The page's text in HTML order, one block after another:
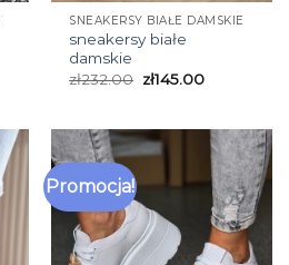
SNEAKERSY BIAŁE DAMSKIE
sneakersy białe
damskie
zł232.00 zł145.00
Promocja!